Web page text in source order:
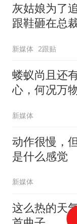
灰姑娘为了
跟鞋砸在总
新媒体 2跟贴
蝼蚁尚且还
心，何况万
新媒体
动作很慢，
是什么感觉
新媒体
这么热的天